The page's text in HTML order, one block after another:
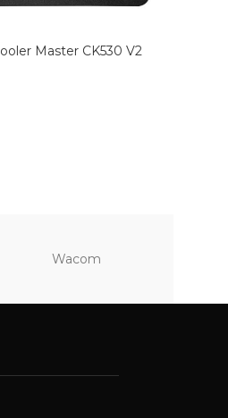
Master CK530 V2
Wacom